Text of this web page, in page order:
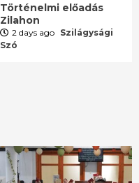
Történelmi előadás
Zilahon
2 days ago Szilágysági
Szó